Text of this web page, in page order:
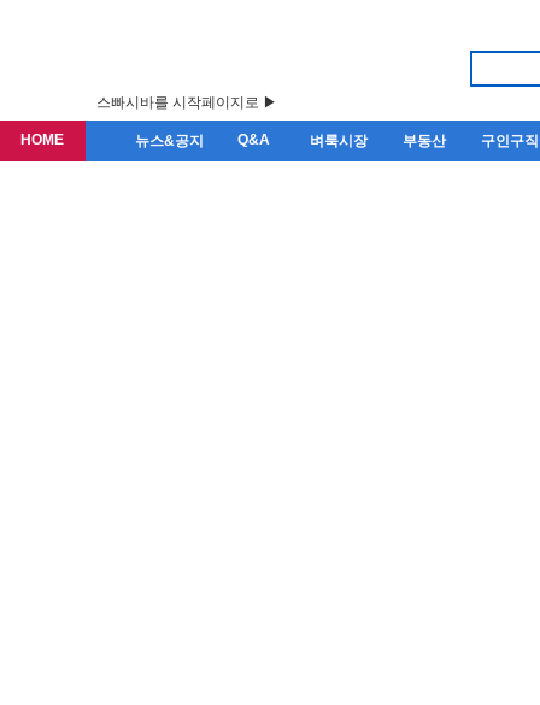
스빠시바를 시작페이지로 ▶
HOME 뉴스&공지 Q&A 벼룩시장 부동산 구인구직